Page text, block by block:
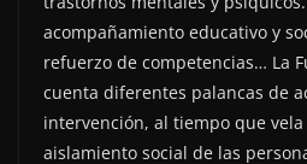
acompañamiento educativo y
refuerzo de competencias… La
cuenta diferentes palancas de
intervención, al tiempo que
aislamiento social de las